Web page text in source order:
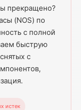
прекращено?
(NOS) по
с полной
быструю
с
истек